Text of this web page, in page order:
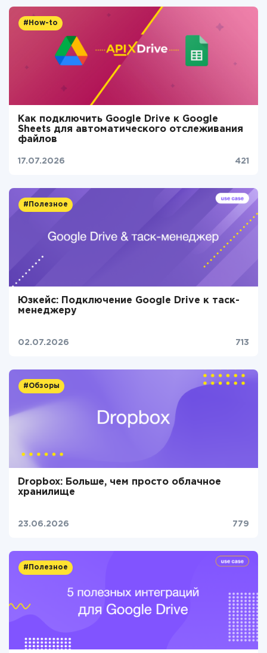
#How-to
Как подключить Google Drive к Google
Sheets для автоматического отслеживания
файлов
17.07.2026 421
#Полезное
Юзкейс: Подключение Google Drive к таск-
менеджеру
02.07.2026 713
#Обзоры
Dropbox: Больше, чем просто облачное
хранилище
23.06.2026 779
#Полезное